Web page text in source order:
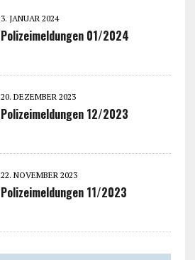
3. JANUAR 2024
Polizeimeldungen 01/2024
20. DEZEMBER 2023
Polizeimeldungen 12/2023
22. NOVEMBER 2023
Polizeimeldungen 11/2023